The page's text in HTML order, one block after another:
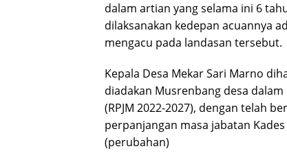
dalam artian yang selama ini 6
dilaksanakan kedepan acuannya
mengacu pada landasan tersebut.
Kepala Desa Mekar Sari Marno
diadakan Musrenbang desa
(RPJM 2022-2027), dengan telah
perpanjangan masa jabatan
(perubahan)